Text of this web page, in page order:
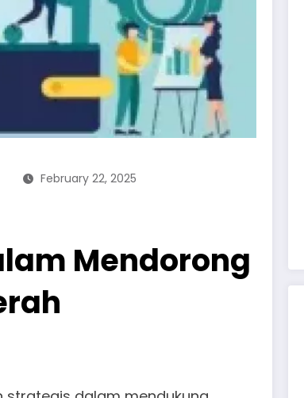
February 22, 2025
Mendorong